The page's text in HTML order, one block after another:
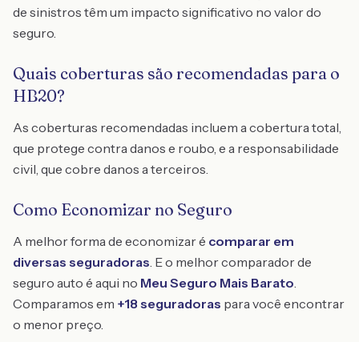
de sinistros têm um impacto significativo no valor do
seguro.
Quais coberturas são recomendadas para o
HB20?
As coberturas recomendadas incluem a cobertura total,
que protege contra danos e roubo, e a responsabilidade
civil, que cobre danos a terceiros.
Como Economizar no Seguro
A melhor forma de economizar é comparar em
diversas seguradoras. E o melhor comparador de
seguro auto é aqui no Meu Seguro Mais Barato.
Comparamos em +18 seguradoras para você encontrar
o menor preço.